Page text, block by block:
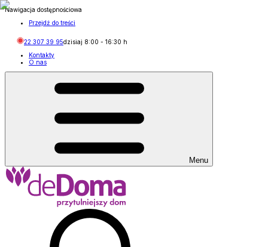
Nawigacja dostępnościowa
Przejdź do treści
22 307 39 95dzisiaj 8:00 - 16:30 h
Kontakty
O nas
Menu